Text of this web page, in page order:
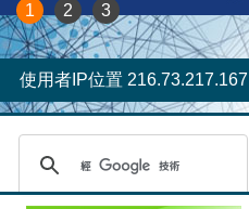
1 2 3
使用者IP位置 216.73.217.167